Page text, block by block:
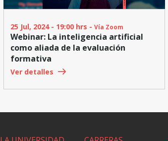
25 Jul, 2024 - 19:00 hrs - Vía Zoom
Webinar: La inteligencia artificial
como aliada de la evaluación
formativa
Ver detalles